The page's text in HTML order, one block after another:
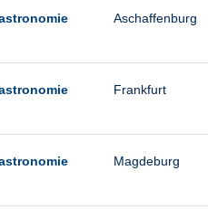
Aschaffenburg
Frankfurt
Magdeburg